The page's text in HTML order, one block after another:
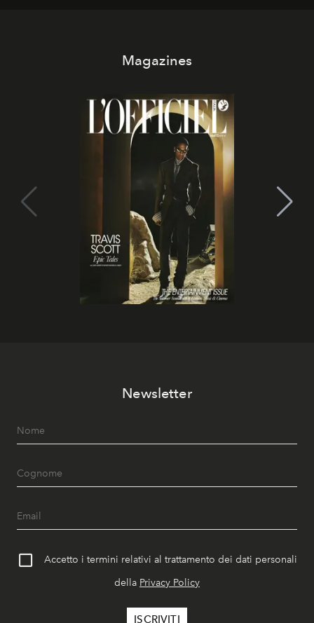
Magazines
Newsletter
Accetto i termini relativi al trattamento dei dati personali
della Privacy Policy